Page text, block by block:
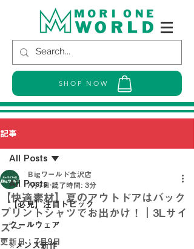
SHOP NOW
記事
All Posts
【必見】注目トピック
クールウェア
⭐メンズ新作
All Posts
【快適素材】夏のアウトドアはバック
プリントシャツでお出かけ！｜3Lサイ
ズ～
Ｂigワールド金沢店
7月7日 読了時間: 3分
更新日： 7月9日